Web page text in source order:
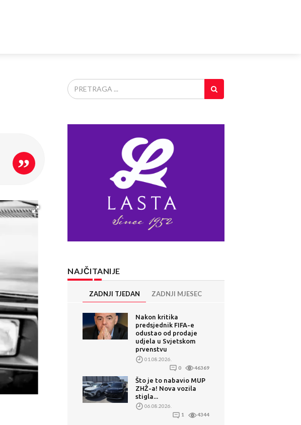
NAJČITANIJE
ZADNJI TJEDAN ZADNJI MJESEC
Nakon kritika
predsjednik FIFA-e
odustao od prodaje
udjela u Svjetskom
prvenstvu
01.08.2026.
0
46369
Što je to nabavio MUP
ZHŽ-a! Nova vozila
stigla...
06.08.2026.
1
4344